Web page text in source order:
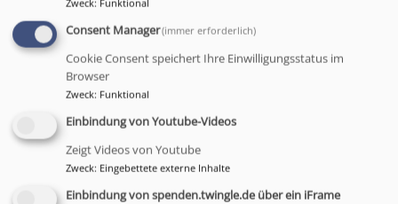
„ Das ist der Gastfreundschaft tiefster Sinn:
dass einer dem andern Rast gebe auf dem Weg
nach dem ewigen Zuhause.
Frei nach diesem Motto von Romano Guardini
versuchen wir in Matthäusfrühstück und -café nun
schon seit vielen Jahren Freundschaft mit allen
Menschen, besonders den Armen und Bedürftigen, zu
Zweck: Funktional
Consent Manager(immer erforderlich)
Cookie Consent speichert Ihre Einwilligungsstatus im
Browser
Zweck: Funktional
Einbindung von Youtube-Videos
Zeigt Videos von Youtube
Zweck: Eingebettete externe Inhalte
Einbindung von spenden.twingle.de über ein iFrame